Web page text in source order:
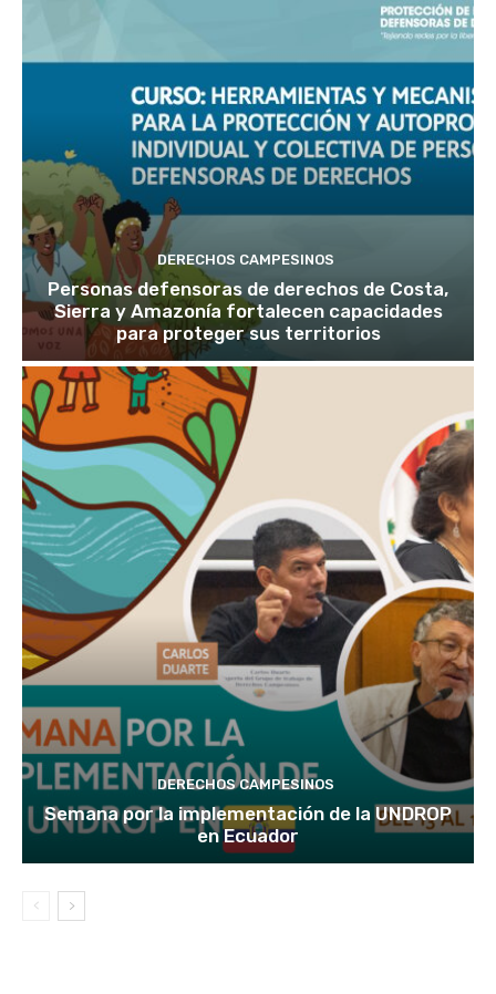
DERECHOS CAMPESINOS
Personas defensoras de derechos de Costa,
Sierra y Amazonía fortalecen capacidades
para proteger sus territorios
DERECHOS CAMPESINOS
Semana por la implementación de la UNDROP
en Ecuador